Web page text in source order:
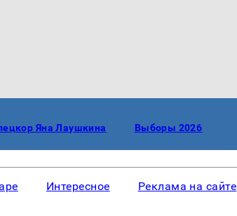
Яна Лаушкина Выборы 2026
Интересное Реклама на сайте